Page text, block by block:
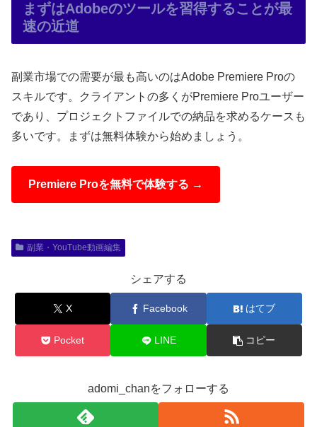
まずはAdobeのツールを習得することが最
速の近道
副業市場での需要が最も高いのはAdobe Premiere Proの
スキルです。クライアントの多くがPremiere Proユーザー
であり、プロジェクトファイルでの納品を求めるケースも
多いです。まずは無料体験から始めましょう。
Premiere Proを無料で体験する →
副業・YouTube動画編集
シェアする
X Facebook はてブ
Pocket LINE コピー
adomi_chanをフォローする